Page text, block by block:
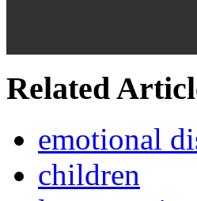
Related
emotional
children